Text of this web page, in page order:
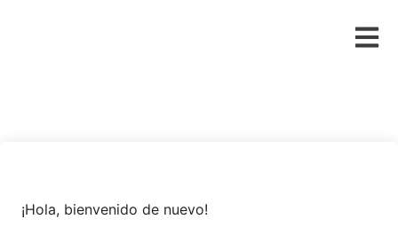
¡Hola, bienvenido de nuevo!